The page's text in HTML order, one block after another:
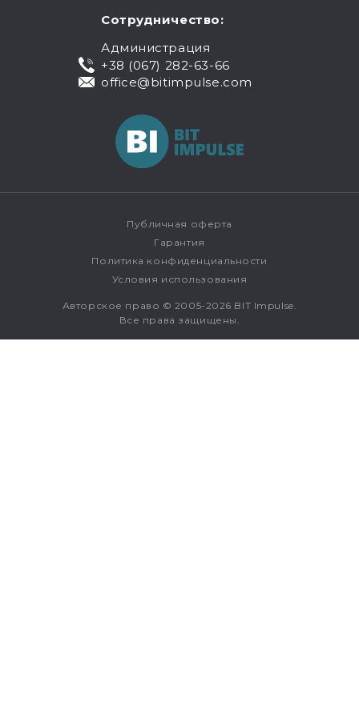
Сотрудничество:
Администрация
+38 (067) 282-63-66
office@bitimpulse.com
Публичная оферта
Гарантия
Политика конфиденциальности
Условия использования
Авторское право © 2005-2026 BIT Impulse.
Все права защищены.